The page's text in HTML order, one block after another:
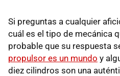
Si preguntas a cualquier
cuál es el tipo de mecánica
probable que su respuesta
propulsor es un mundo y
diez cilindros son una